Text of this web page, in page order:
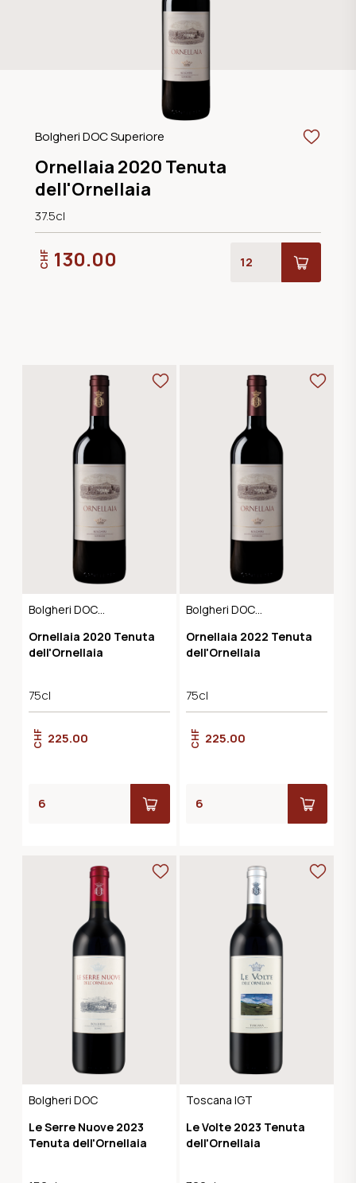
Bolgheri DOC Superiore
Ornellaia 2020 Tenuta
dell'Ornellaia
37.5cl
CHF 130.00
Bolgheri DOC
Ornellaia 2020 Tenuta
dell'Ornellaia
75cl
CHF 225.00
Bolgheri DOC
Ornellaia 2022 Tenuta
dell'Ornellaia
75cl
CHF 225.00
Bolgheri DOC
Le Serre Nuove 2023
Tenuta dell'Ornellaia
Toscana IGT
Le Volte 2023 Tenuta
dell'Ornellaia